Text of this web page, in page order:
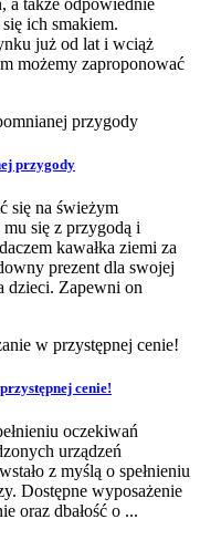
ich smakiem.
już od lat i wciąż
możemy zaproponować
przygody
się na świeżym
się z przygodą i
kawałka ziemi za
prezent dla swojej
dzieci. Zapewni on
cenie!
oczekiwań
urządzeń
z myślą o spełnieniu
Dostępne wyposażenie
oraz dbałość o ...